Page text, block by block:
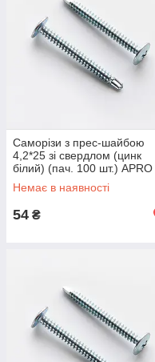
Саморізи з прес-шайбою
4,2*25 зі свердлом (цинк
білий) (пач. 100 шт.) APRO
Немає в наявності
54 ₴